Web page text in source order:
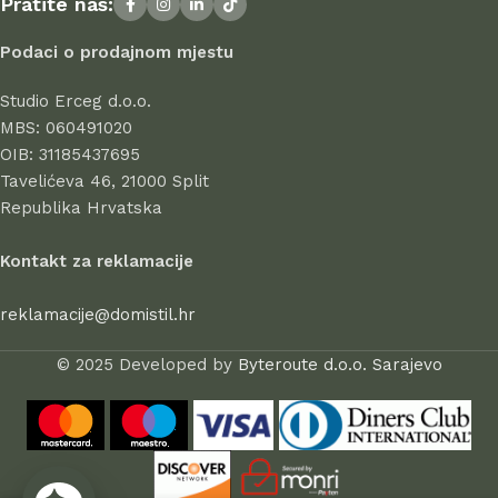
uspješno posluju, dokazujući svoju pouzdanost i
profesionalnost.
Svi proizvodi u ponudi odlikuju se visokom kvalitetom izrade,
atraktivnim dizajnom, dugim vijekom trajanja i sigurnošću pri
uporabi. Kod nas birate s povjerenjem – jer stil počinje u
domu.
Podaci o prodajnom mjestu
Studio Erceg d.o.o.
MBS: 060491020
OIB: 31185437695
Tavelićeva 46, 21000 Split
Republika Hrvatska
Kontakt za reklamacije
reklamacije@domistil.hr
© 2025 Developed by Byteroute d.o.o. Sarajevo